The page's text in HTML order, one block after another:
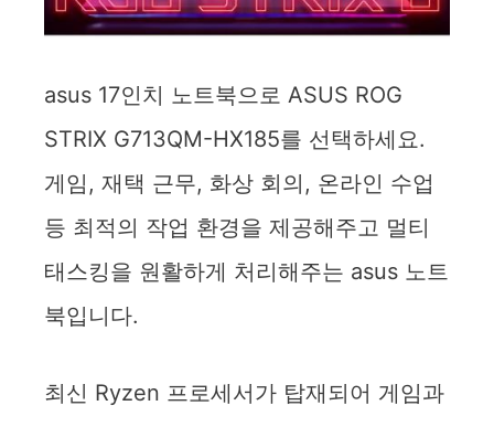
asus 17인치 노트북으로 ASUS ROG
STRIX G713QM-HX185를 선택하세요.
게임, 재택 근무, 화상 회의, 온라인 수업
등 최적의 작업 환경을 제공해주고 멀티
태스킹을 원활하게 처리해주는 asus 노트
북입니다.
최신 Ryzen 프로세서가 탑재되어 게임과